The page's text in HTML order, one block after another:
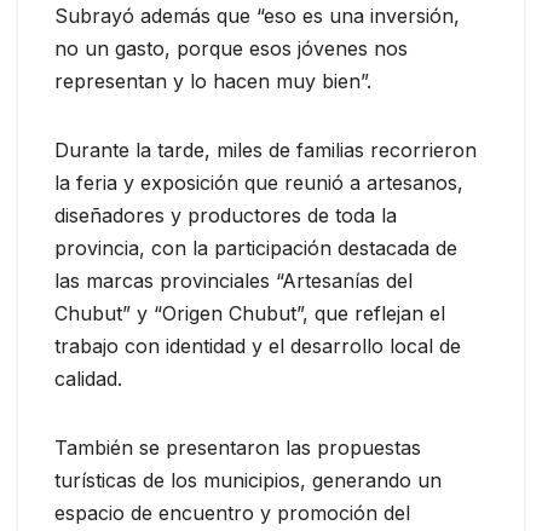
Subrayó además que “eso es una inversión,
no un gasto, porque esos jóvenes nos
representan y lo hacen muy bien”.
Durante la tarde, miles de familias recorrieron
la feria y exposición que reunió a artesanos,
diseñadores y productores de toda la
provincia, con la participación destacada de
las marcas provinciales “Artesanías del
Chubut” y “Origen Chubut”, que reflejan el
trabajo con identidad y el desarrollo local de
calidad.
También se presentaron las propuestas
turísticas de los municipios, generando un
espacio de encuentro y promoción del